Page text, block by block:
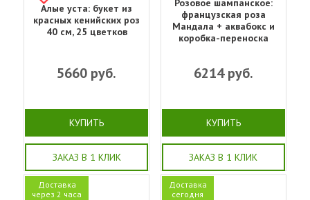
Алые уста: букет из
красных кенийских роз
40 см, 25 цветков
5660 руб.
КУПИТЬ
ЗАКАЗ В 1 КЛИК
французская роза
Мандала + аквабокс и
коробка-переноска
6214руб.
КУПИТЬ
ЗАКАЗ В 1 КЛИК
Доставка
через 2 часа
Доставка
сегодня